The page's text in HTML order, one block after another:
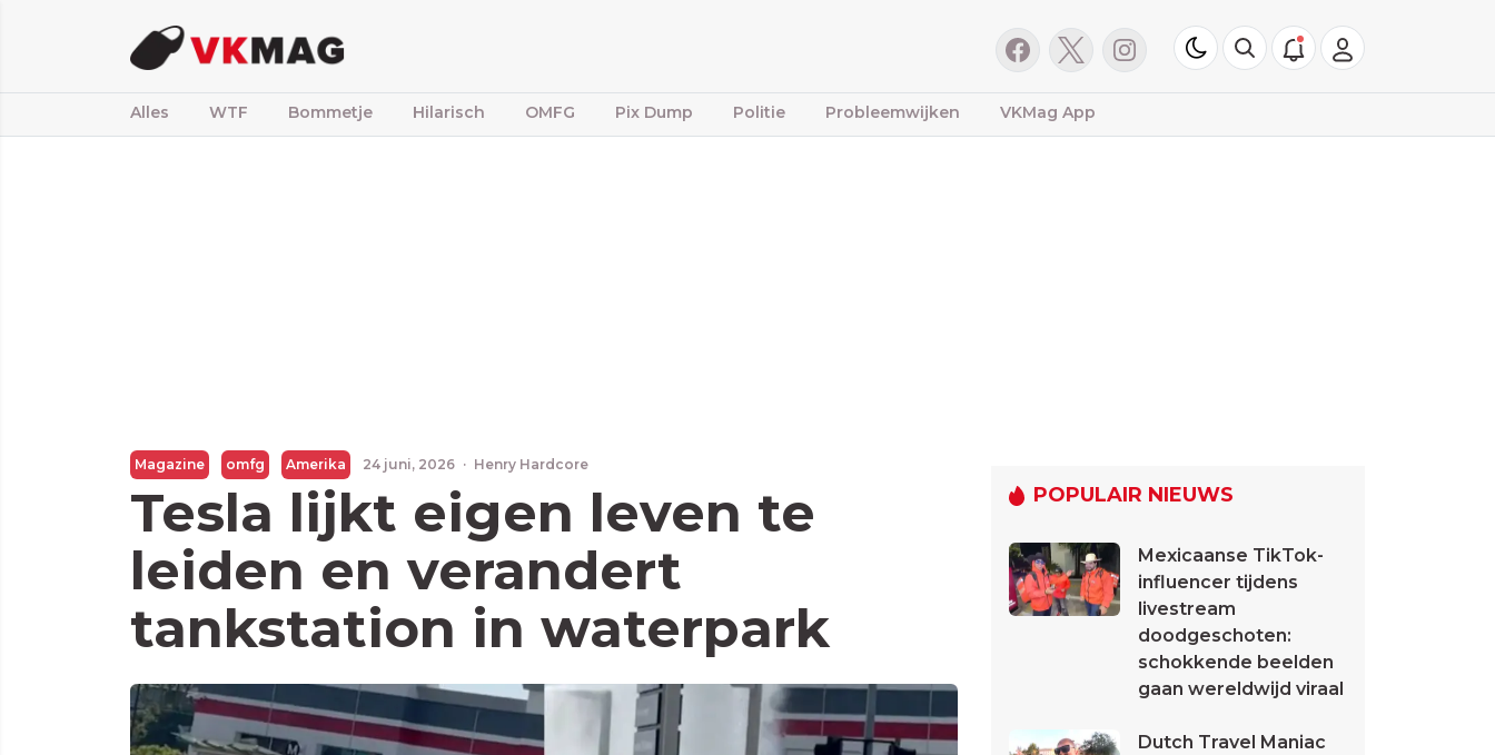
Alles WTF Bommetje Hilarisch OMFG Pix Dump Politie Probleemwijken VKMag App
Magazine omfg Amerika 24 juni, 2026 · Henry Hardcore
Tesla lijkt eigen leven te
leiden en verandert
tankstation in waterpark
POPULAIR NIEUWS
Mexicaanse TikTok-
influencer tijdens
livestream
doodgeschoten:
schokkende beelden
gaan wereldwijd viraal
Dutch Travel Maniac